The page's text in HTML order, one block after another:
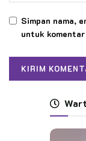
Simpan nama,
untuk